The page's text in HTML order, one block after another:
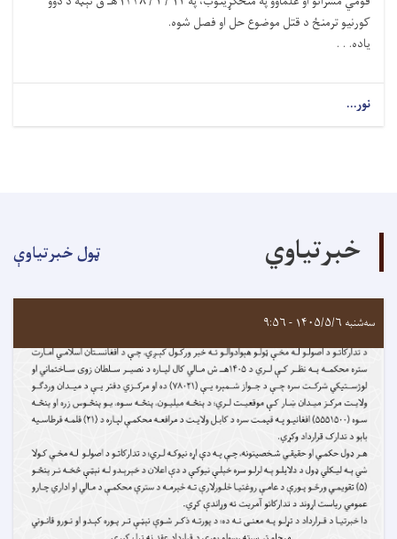
کورنیو ترمنځ د قتل موضوع حل او فصل شوه.
یاده. . .
نور...
خبرتیاوي ټول خبرتیاوې
سه‌شنبه ۱۴۰۵/۵/۶ - ۹:۵۶